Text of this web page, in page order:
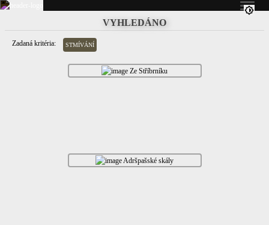
VYHLEDÁNO
Zadaná kritéria: STMÍVÁNÍ